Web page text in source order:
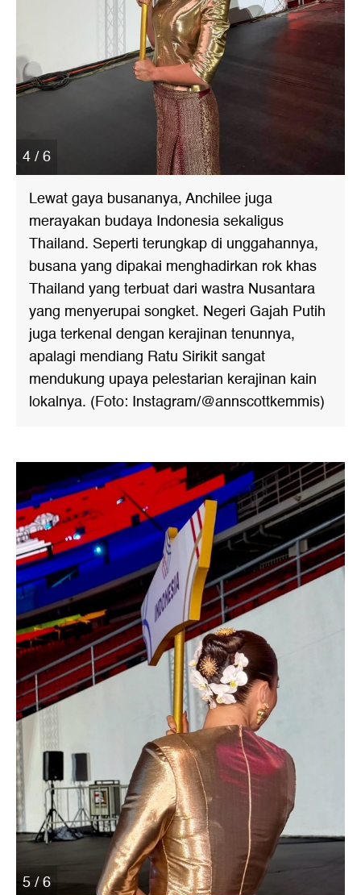
4 / 6
Lewat gaya busananya, Anchilee juga
merayakan budaya Indonesia sekaligus
Thailand. Seperti terungkap di unggahannya,
busana yang dipakai menghadirkan rok khas
Thailand yang terbuat dari wastra Nusantara
yang menyerupai songket. Negeri Gajah Putih
juga terkenal dengan kerajinan tenunnya,
apalagi mendiang Ratu Sirikit sangat
mendukung upaya pelestarian kerajinan kain
lokalnya. (Foto: Instagram/@annscottkemmis)
5 / 6